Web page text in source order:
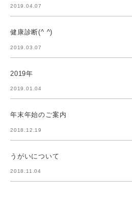
2019.04.07
健康診断(^ ^)
2019.03.07
2019年
2019.01.04
年末年始のご案内
2018.12.19
うがいについて
2018.11.04